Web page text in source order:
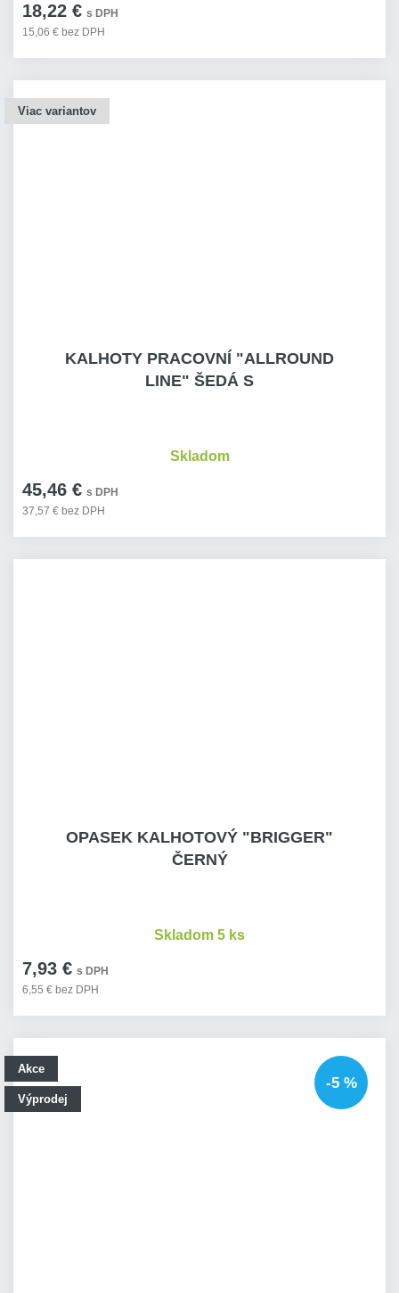
18,22 € s DPH
15,06 € bez DPH
Viac variantov
KALHOTY PRACOVNÍ "ALLROUND
LINE" ŠEDÁ S
45,46 € s DPH
37,57 € bez DPH
Skladom
OPASEK KALHOTOVÝ "BRIGGER"
ČERNÝ
7,93 € s DPH
6,55 € bez DPH
Skladom 5 ks
Akce
Výprodej
-5 %